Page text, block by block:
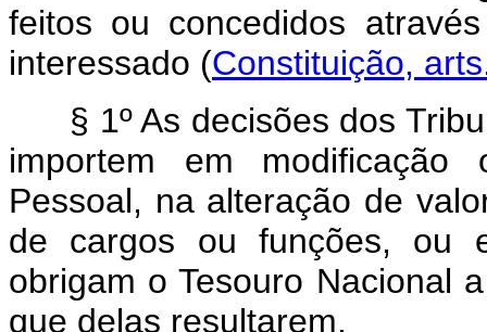
feitos ou concedidos
interessado (Constituição,
§ 1º As decisões dos
importem em
Pessoal, na alteração de
de cargos ou funções, ou
obrigam o Tesouro Nacional
que delas resultarem.